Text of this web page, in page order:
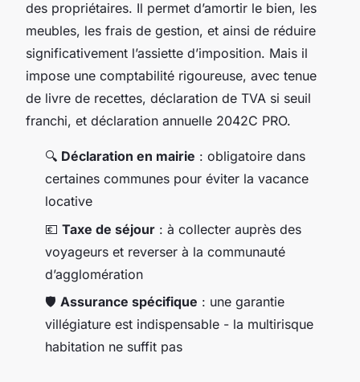
des propriétaires. Il permet d’amortir le bien, les
meubles, les frais de gestion, et ainsi de réduire
significativement l’assiette d’imposition. Mais il
impose une comptabilité rigoureuse, avec tenue
de livre de recettes, déclaration de TVA si seuil
franchi, et déclaration annuelle 2042C PRO.
🔍 Déclaration en mairie : obligatoire dans
certaines communes pour éviter la vacance
locative
💶 Taxe de séjour : à collecter auprès des
voyageurs et reverser à la communauté
d’agglomération
🛡️ Assurance spécifique : une garantie
villégiature est indispensable - la multirisque
habitation ne suffit pas